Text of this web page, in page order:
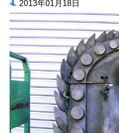
4. 2013年01月18日